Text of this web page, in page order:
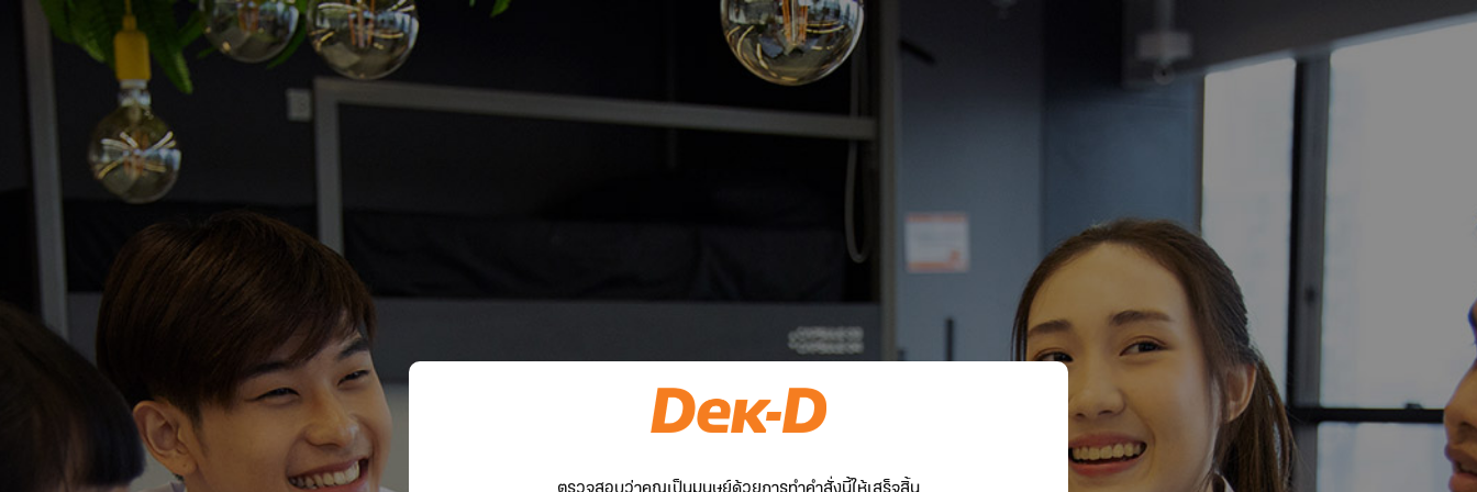
ตรวจสอบว่าคุณเป็นมนุษย์ด้วยการทำคำสั่งนี้ให้เสร็จสิ้น